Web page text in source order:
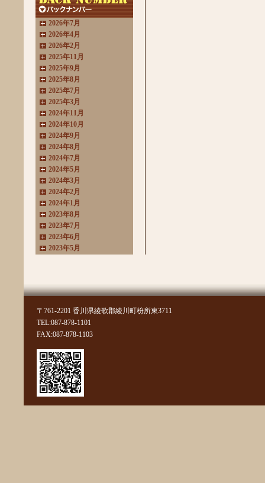
2026年7月
2026年4月
2026年2月
2025年11月
2025年9月
2025年8月
2025年7月
2025年3月
2024年11月
2024年10月
2024年9月
2024年8月
2024年7月
2024年5月
2024年3月
2024年2月
2024年1月
2023年8月
2023年7月
2023年6月
2023年5月
2022年10月
2022年7月
2022年6月
2022年4月
2022年3月
2022年2月
2022年1月
2021年11月
2021年10月
2021年9月
〒761-2201 香川県綾歌郡綾川町枌所東3711
TEL:087-878-1101
FAX:087-878-1103